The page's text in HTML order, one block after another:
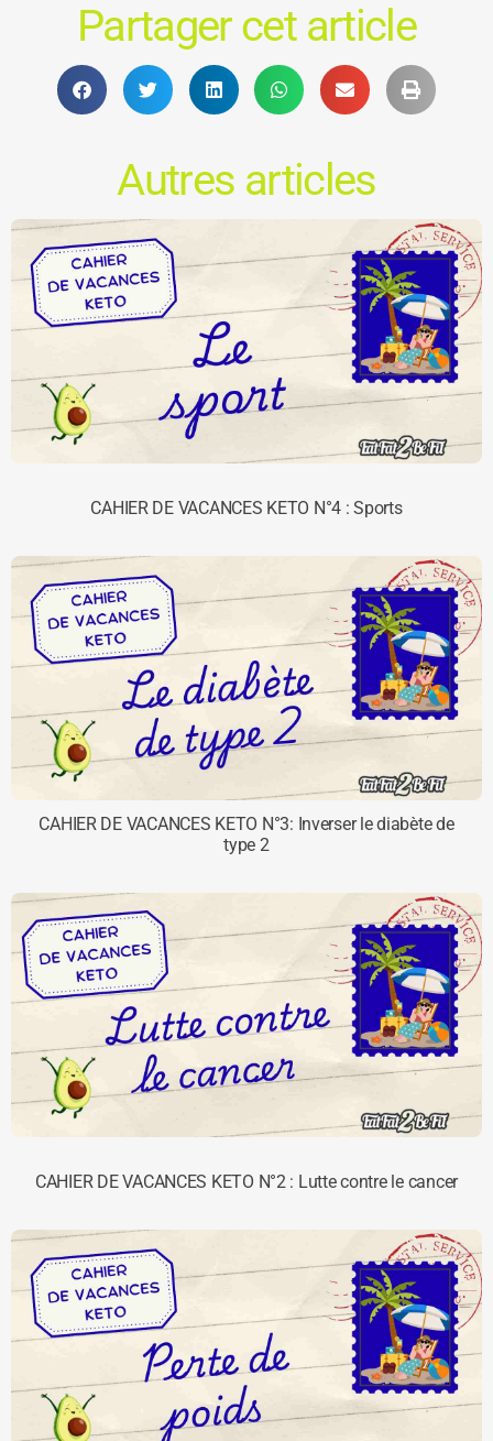
Partager cet article
Autres articles
CAHIER DE VACANCES KETO N°4 : Sports
CAHIER DE VACANCES KETO N°3: Inverser le diabète de
type 2
CAHIER DE VACANCES KETO N°2 : Lutte contre le cancer